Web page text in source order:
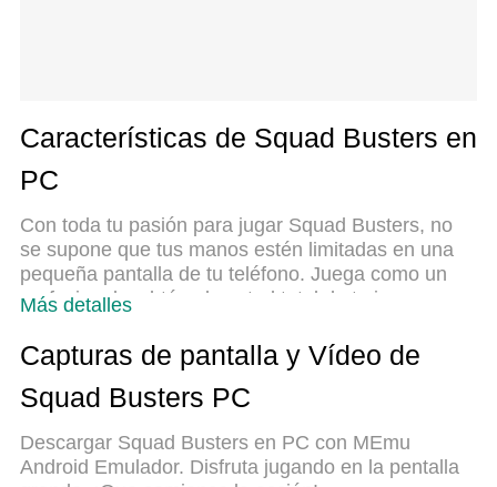
Características de Squad Busters en
PC
Con toda tu pasión para jugar Squad Busters, no
se supone que tus manos estén limitadas en una
pequeña pantalla de tu teléfono. Juega como un
profesional y obtén el control total de tu juego con
cosas que espera. Descargar y jugar Squad
Busters en PC. Juega todo el tiempo que quieras,
sin más limitaciones de batería, datos móviles y
opción para jugar Squad Busters en PC. Preparado
con nuestra experiencia, el exquisito sistema de
Más detalles
Capturas de pantalla y Vídeo de
Squad Busters PC
Descargar Squad Busters en PC con MEmu
Android Emulador. Disfruta jugando en la pentalla